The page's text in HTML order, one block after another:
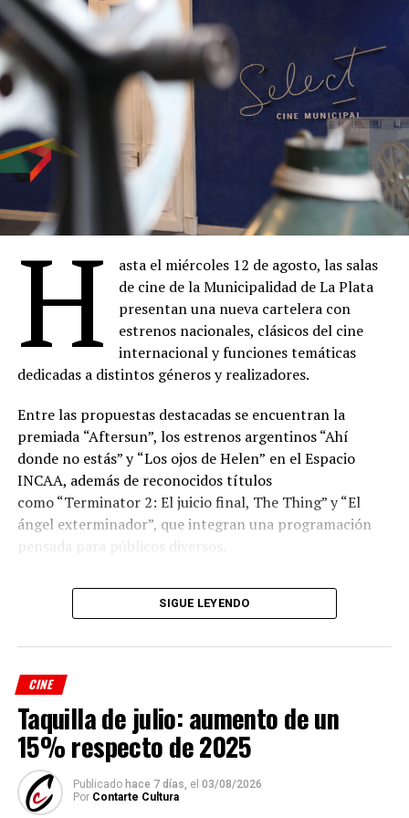
H
asta el miércoles 12 de agosto, las salas
de cine de la Municipalidad de La Plata
presentan una nueva cartelera con
estrenos nacionales, clásicos del cine
internacional y funciones temáticas
dedicadas a distintos géneros y realizadores.
Entre las propuestas destacadas se encuentran la
premiada “Aftersun”, los estrenos argentinos “Ahí
donde no estás” y “Los ojos de Helen” en el Espacio
INCAA, además de reconocidos títulos
como “Terminator 2: El juicio final, The Thing” y “El
ángel exterminador”, que integran una programación
pensada para públicos diversos.
Además, la programación incluye funciones del Espacio
INCAA y de los ciclos “Misa Nocturna”, “Videódromo”,
“Cine y Cuarentena”, “Cineclub”, “Freakshow”,
“Proyecciones Terrestres” y “Cinefilia”, conformando
una agenda que combina cine de autor, producciones
contemporáneas, clásicos restaurados y películas de
culto.
Las proyecciones se llevan a cabo en la sala del Cine
Select, ubicada en el Centro Municipal de las Artes
SIGUE LEYENDO
CINE
Taquilla de julio: aumento de un
15% respecto de 2025
Publicado hace 7 días, el 03/08/2026
Por Contarte Cultura